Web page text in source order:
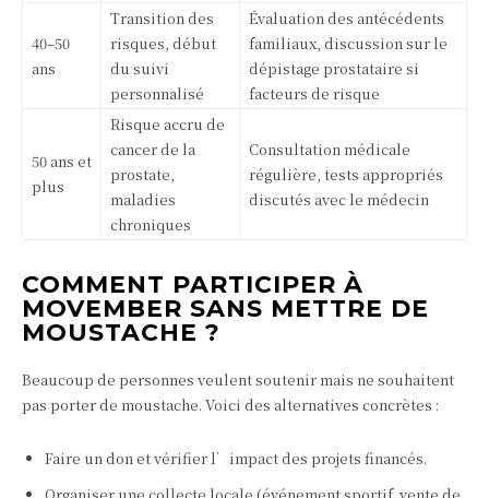
40–50
ans
Transition des
risques, début
du suivi
personnalisé
Évaluation des antécédents
familiaux, discussion sur le
dépistage prostataire si
facteurs de risque
50 ans et
plus
Risque accru de
cancer de la
prostate,
maladies
chroniques
Consultation médicale
régulière, tests appropriés
discutés avec le médecin
COMMENT PARTICIPER À
MOVEMBER SANS METTRE DE
MOUSTACHE ?
Beaucoup de personnes veulent soutenir mais ne souhaitent
pas porter de moustache. Voici des alternatives concrètes :
Faire un don et vérifier l’impact des projets financés.